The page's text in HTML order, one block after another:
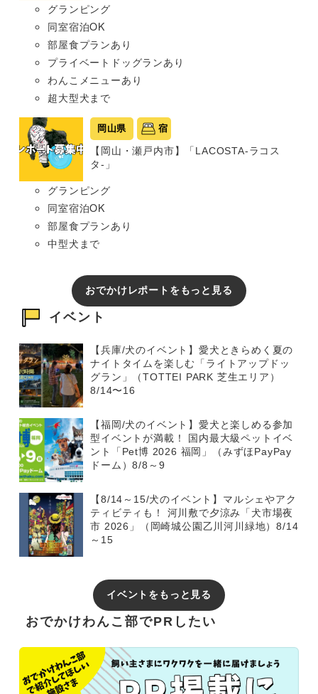
グランピング
同室宿泊OK
部屋食プランあり
プライベートドッグランあり
わんこメニューあり
超大型犬まで
岡山県 宿
【岡山・瀬戸内市】「LACOSTA-ラコス
タ-」
グランピング
同室宿泊OK
部屋食プランあり
中型犬まで
おでかけレポートをもっと見る
イベント
【兵庫/犬のイベント】愛犬ときらめく夏の
ナイトタイムを楽しむ「ライトアップドッ
グラン」（TOTTEI PARK 芝生エリア）
8/14〜16
【福岡/犬のイベント】愛犬と楽しめる参加
型イベントが満載！ 国内最大級ペットイベ
ント「Pet博 2026 福岡」（みずほPayPay
ドーム）8/8～9
【8/14～15/犬のイベント】マルシェやアク
ティビティも！ 河川敷で夕涼み「犬市場夜
市 2026」（岡崎城公園乙川河川緑地）8/14
～15
イベントをもっと見る
おでかけわんこ部でPRしたい